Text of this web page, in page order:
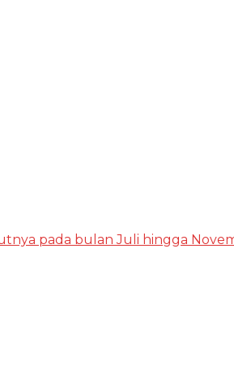
pada bulan Juli hingga